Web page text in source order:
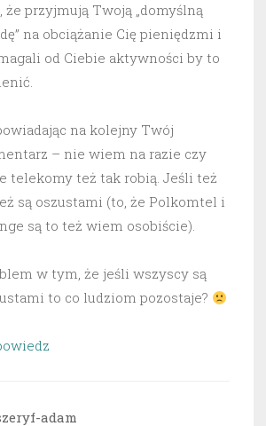
że przyjmują Twoją „domyślną
na obciążanie Cię pieniędzmi i
od Ciebie aktywności by to
na kolejny Twój
– nie wiem na razie czy
telekomy też tak robią. Jeśli też
są oszustami (to, że Polkomtel i
są to też wiem osobiście).
w tym, że jeśli wszyscy są
to co ludziom pozostaje?
adam